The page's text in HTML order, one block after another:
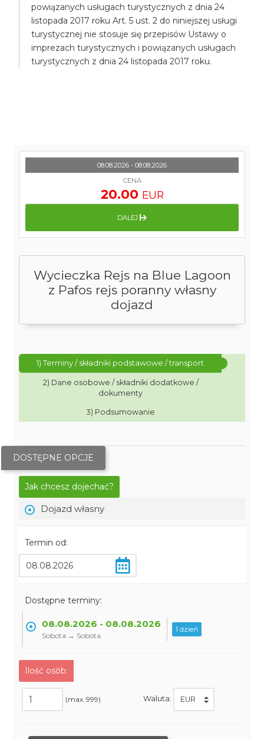
powiązanych usługach turystycznych z dnia 24
listopada 2017 roku Art. 5 ust. 2 do niniejszej usługi
turystycznej nie stosuje się przepisów Ustawy o
imprezach turystycznych i powiązanych usługach
turystycznych z dnia 24 listopada 2017 roku.
Wycieczka Rejs na Blue Lagoon
z Pafos rejs poranny własny
dojazd
1) Terminy / składniki podstawowe / transport
2) Dane osobowe / składniki dodatkowe /
dokumenty
3) Podsumowanie
DOSTĘPNE OPCJE
Jak chcesz dojechać?
Dojazd własny
Termin od:
Dostępne terminy:
08.08.2026 - 08.08.2026
Sobota → Sobota
1 dzień
Ilość osób:
(max. 999) Waluta:
08.08.2026 - 08.08.2026
CENA
20.00 EUR
DALEJ